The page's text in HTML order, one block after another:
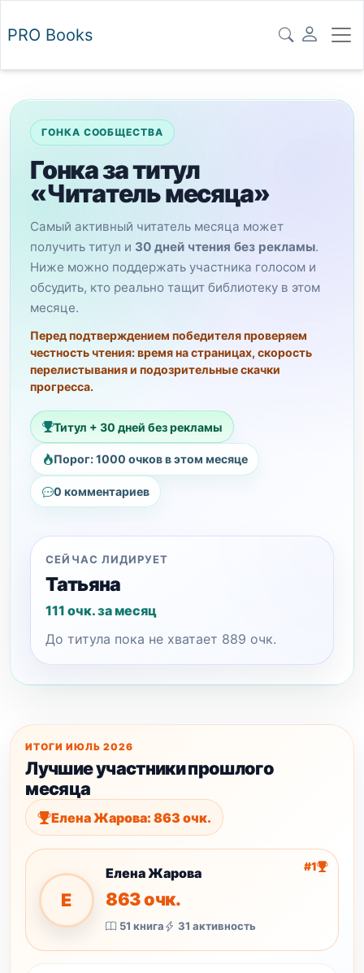
PRO Books
ГОНКА СООБЩЕСТВА
Гонка за титул
«Читатель месяца»
Самый активный читатель месяца может
получить титул и 30 дней чтения без рекламы.
Ниже можно поддержать участника голосом и
обсудить, кто реально тащит библиотеку в этом
месяце.
Перед подтверждением победителя проверяем
честность чтения: время на страницах, скорость
перелистывания и подозрительные скачки
прогресса.
Титул + 30 дней без рекламы
Порог: 1000 очков в этом месяце
0 комментариев
СЕЙЧАС ЛИДИРУЕТ
Татьяна
111 очк. за месяц
До титула пока не хватает 889 очк.
ИТОГИ ИЮЛЬ 2026
Лучшие участники прошлого
месяца
Елена Жарова: 863 очк.
#1
Е
Елена Жарова
863 очк.
51 книга 31 активность